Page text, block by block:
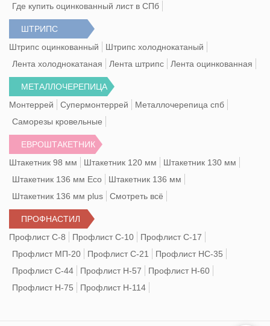
Где купить оцинкованный лист в СПб
ШТРИПС
Штрипс оцинкованный
Штрипс холоднокатаный
Лента холоднокатаная
Лента штрипс Лента оцинкованная
МЕТАЛЛОЧЕРЕПИЦА
Монтеррей
Супермонтеррей
Металлочерепица спб
Саморезы кровельные
ЕВРОШТАКЕТНИК
Штакетник 98 мм
Штакетник 120 мм
Штакетник 130 мм
Штакетник 136 мм Eco
Штакетник 136 мм
Штакетник 136 мм plus
Смотреть всё
ПРОФНАСТИЛ
Профлист С-8
Профлист С-10
Профлист С-17
Профлист МП-20
Профлист С-21
Профлист НС-35
Профлист С-44
Профлист Н-57
Профлист Н-60
Профлист Н-75
Профлист Н-114